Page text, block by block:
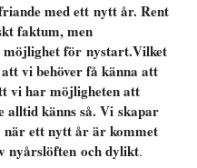
med ett nytt år. Rent
faktum, men
möjlighet för nystart.Vilket
vi behöver få känna att
vi har möjligheten att
alltid känns så. Vi skapar
när ett nytt år är kommet
nyårslöften och dylikt.